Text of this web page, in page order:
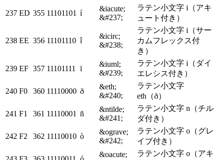
237 ED 355 11101101 í
&iacute;
&#237;
ラテン小文字 i（アキ
ュート付き）
238 EE 356 11101110 î
&icirc;
&#238;
ラテン小文字 i（サー
カムフレックス付
き）
239 EF 357 11101111 ï
&iuml;
&#239;
ラテン小文字 i（ダイ
エレシス付き）
240 F0 360 11110000 ð
&eth;
&#240;
ラテン小文字
eth（ð）
241 F1 361 11110001 ñ
&ntilde;
&#241;
ラテン小文字 n（チル
ダ付き）
242 F2 362 11110010 ò
&ograve;
&#242;
ラテン小文字 o（グレ
イブ付き）
&oacute;
ラテン小文字 o（アキ